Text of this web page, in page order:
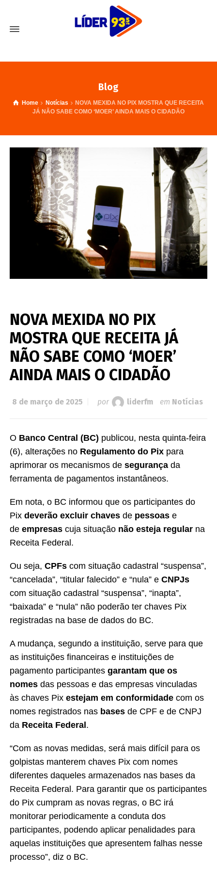
Blog
Home Notícias
NOVA MEXIDA NO PIX MOSTRA QUE RECEITA
JÁ NÃO SABE COMO ‘MOER’ AINDA MAIS O CIDADÃO
NOVA MEXIDA NO PIX
MOSTRA QUE RECEITA JÁ
NÃO SABE COMO ‘MOER’
AINDA MAIS O CIDADÃO
8 de março de 2025 por liderfm em Notícias
O Banco Central (BC) publicou, nesta quinta-feira
(6), alterações no Regulamento do Pix para
aprimorar os mecanismos de segurança da
ferramenta de pagamentos instantâneos.
Em nota, o BC informou que os participantes do
Pix deverão excluir chaves de pessoas e
de empresas cuja situação não esteja regular na
Receita Federal.
Ou seja, CPFs com situação cadastral “suspensa”,
“cancelada”, “titular falecido” e “nula” e CNPJs
com situação cadastral “suspensa”, “inapta”,
“baixada” e “nula” não poderão ter chaves Pix
registradas na base de dados do BC.
A mudança, segundo a instituição, serve para que
as instituições financeiras e instituições de
pagamento participantes garantam que os
nomes das pessoas e das empresas vinculadas
às chaves Pix estejam em conformidade com os
nomes registrados nas bases de CPF e de CNPJ
da Receita Federal.
“Com as novas medidas, será mais difícil para os
golpistas manterem chaves Pix com nomes
diferentes daqueles armazenados nas bases da
Receita Federal. Para garantir que os participantes
do Pix cumpram as novas regras, o BC irá
monitorar periodicamente a conduta dos
participantes, podendo aplicar penalidades para
aquelas instituições que apresentem falhas nesse
processo”, diz o BC.